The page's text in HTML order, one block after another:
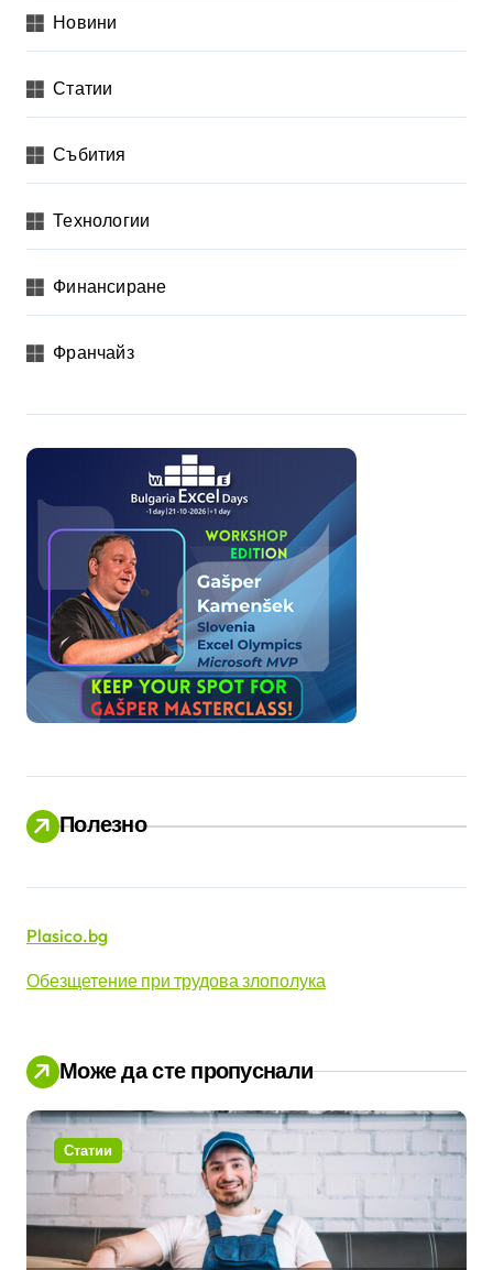
Новини
Статии
Събития
Технологии
Финансиране
Франчайз
Полезно
Plasico.bg
Обезщетение при трудова злополука
Може да сте пропуснали
Статии